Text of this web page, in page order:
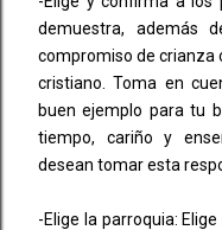
demuestra, además
compromiso de crianza
cristiano. Toma en
buen ejemplo para tu
tiempo, cariño y
desean tomar esta
-Elige la parroquia: